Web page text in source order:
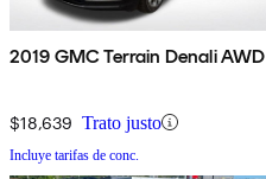
2019 GMC Terrain Denali AWD
$18,639 Trato justo
Incluye tarifas de conc.